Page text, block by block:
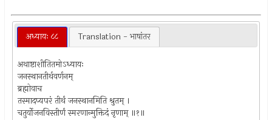
अध्यायः ८८ Translation - भाषांतर
अथाष्टाशीतितमोऽध्यायः
जनस्थानतीर्थवर्णनम्
ब्रह्मोवाच
तस्मादप्यपरं तीर्थं जनस्थानमिति श्रुतम् ।
चतुर्योजनविस्तीर्णं स्मरणान्मुक्तिदं नृणाम् ॥१॥